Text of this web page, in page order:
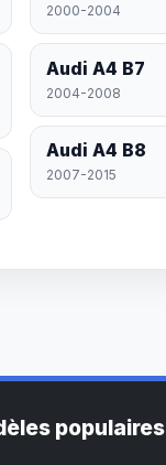
2000-2004
Audi A4 B7
2004-2008
Audi A4 B8
2007-2015
populaires